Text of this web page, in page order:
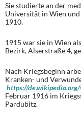
Sie studierte an der
Universität in Wien
1910.
1915 war sie in Wien
Bezirk, Alserstraße 4,
Nach Kriegsbeginn
Kranken- und
https://
Februar 1916 im
Pardubitz.